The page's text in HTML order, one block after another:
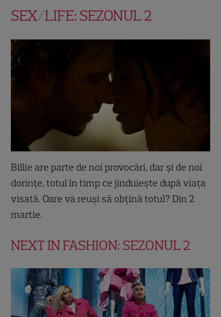
SEX/LIFE: SEZONUL 2
Billie are parte de noi provocări, dar și de noi
dorințe, totul în timp ce jinduiește după viața
visată. Oare va reuși să obțină totul? Din 2
martie.
NEXT IN FASHION: SEZONUL 2